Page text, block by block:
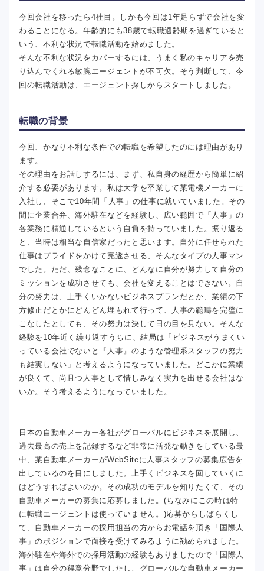
今回会社を移ったら4社目。しかも今回は1年足らずで会社を変
わることになる。年齢的にも38歳で転職適齢期を過ぎていると
いう、不利な状況で転職活動を始めました。
そんな不利な状況をカバーするには、うまく私のキャリアを売
り込んでくれる敏腕エージェントが不可欠。そう判断して、今
回の転職活動は、エージェント探しからスタートしました。
転職の背景
今回、かなり不利な条件での転職を希望したのには理由があり
ます。
その理由をお話しするには、まず、私自身の経歴から簡単に紹
介する必要があります。私は大学を卒業して某電機メーカーに
入社し、そこで10年間「人事」の仕事に就いていました。その
間に企業合弁、海外駐在などを経験し、広い範囲で「人事」の
各業務に精通しているという自負を持っていました。振り返る
と、当時は相当な自信家だったと思います。自分に任せられた
仕事はプライドをかけて完遂させる、そんなタイプの人事マン
でした。ただ、残念なことに、どんなに自分が努力して自分の
ミッションを成功させても、会社を変えることはできない。自
分の努力は、上手くいかないビジネスプランだとか、業績の下
方修正だとかにどんどん埋もれて行って、人事の範疇を完璧に
こなしたとしても、その努力は決して日の目を見ない。そんな
経験を10年近く繰り返すうちに、結局は「ビジネスがうまくい
っている会社でないと『人事』のような管理系スタッフの努力
も結実しない」と考えるようになっていました。どこかに業績
が良くて、尚且つ人事として惜しみなく実力を出せる会社はな
いか。そう考えるようになっていました。
日本の自動車メーカー各社がグローバルにビジネスを展開し、
過去最高の売上を記録するなど非常に活発な動きをしている最
中、某自動車メーカーがWebSiteに人事スタッフの募集広告を
出しているのを目にしました。上手くビジネスを回していくに
はどうすればよいのか。その成功のモデルを知りたくて、その
自動車メーカーの募集に応募しました。(ちなみにこの時は特
に転職エージェントは使っていません。)応募からしばらくし
て、自動車メーカーの採用担当の方からお電話を頂き「国際人
事」のポジションで面接を受けてみるように勧められました。
海外駐在や海外での採用活動の経験もありましたので「国際人
事」は自分の得意分野でしたし、グローバルな自動車メーカー